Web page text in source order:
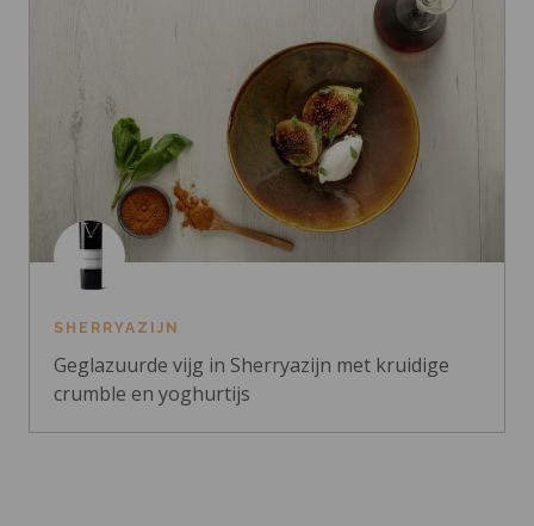
SHERRYAZIJN
Geglazuurde vijg in Sherryazijn met kruidige
crumble en yoghurtijs